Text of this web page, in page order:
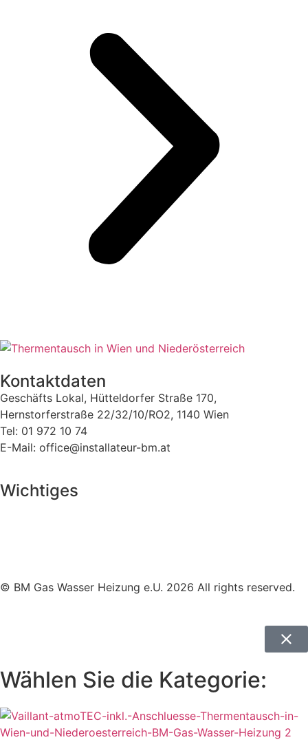
Kontaktdaten
Geschäfts Lokal, Hütteldorfer Straße 170,
Hernstorferstraße 22/32/10/RO2, 1140 Wien
Tel: 01 972 10 74
E-Mail: office@installateur-bm.at
Wichtiges
© BM Gas Wasser Heizung e.U. 2026 All rights reserved.
Wählen Sie die Kategorie: